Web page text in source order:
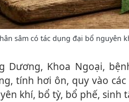
sâm có tác dụng đại bổ nguyên
tính hơi ôn, quy vào các
khí, bổ tỳ, bổ phế, sinh